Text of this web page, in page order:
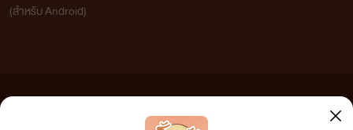
(สำหรับ Android)
เว็บไซต์แห่งนี้ไม่ได้เห็นด้วยและไม่ขอรับผิดชอบต่อข้อความใดๆ ทั้งสิ้น ดังนั้นผู้อ่านทุกท่านโปรดใช้